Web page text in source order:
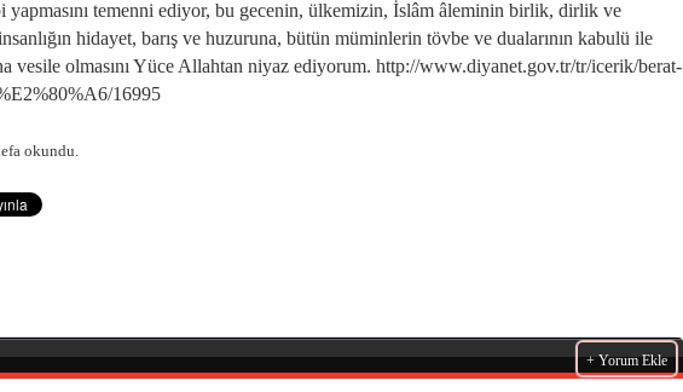
yapmasını temenni ediyor, bu gecenin, ülkemizin, İslâm âleminin birlik, dirlik ve
hidayet, barış ve huzuruna, bütün müminlerin tövbe ve dualarının kabulü ile
vesile olmasını Yüce Allahtan niyaz ediyorum. http://www.diyanet.gov.tr/tr/icerik/berat-
16995
okundu.
+ Yorum Ekle